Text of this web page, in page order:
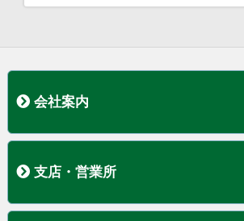
会社案内
支店・営業所